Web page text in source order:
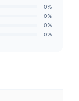
0%
0%
0%
0%